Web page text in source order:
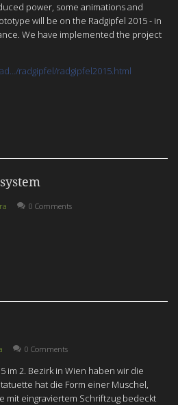
power, some animations and
will be on the Radgipfel 2015 - in
We have implemented the project
radgipfel/radgipfel2015.html
0 Comments
0 Comments
im 2. Bezirk in Wien haben wir die
hat die Form einer Muschel,
mit eingraviertem Schriftzug bedeckt